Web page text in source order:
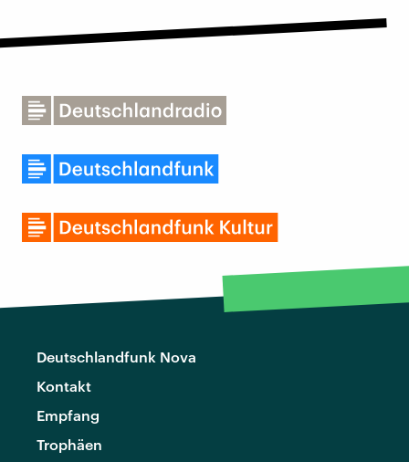
Deutschlandfunk Nova
Kontakt
Empfang
Trophäen